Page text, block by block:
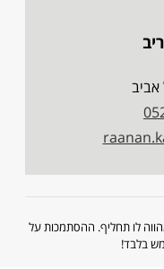
לו תחליף. ההסתמכות על
בלבד!